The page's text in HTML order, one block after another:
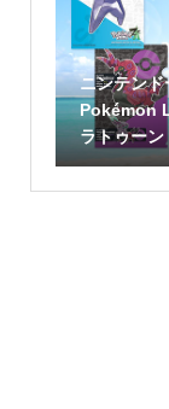
ニンテンド
Pokémon
ラトゥー